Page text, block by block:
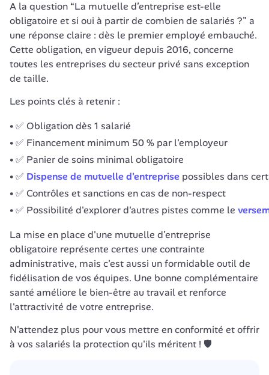
A la question “La mutuelle d’entreprise est-elle
obligatoire et si oui à partir de combien de salariés ?” a
une réponse claire : dès le premier employé embauché.
Cette obligation, en vigueur depuis 2016, concerne
toutes les entreprises du secteur privé sans exception
de taille.
Les points clés à retenir :
✅ Obligation dès 1 salarié
✅ Financement minimum 50 % par l'employeur
✅ Panier de soins minimal obligatoire
✅ Dispense de mutuelle d'entreprise possibles dans
✅ Contrôles et sanctions en cas de non-respect
✅ Possibilité d'explorer d'autres pistes comme le
La mise en place d'une mutuelle d’entreprise
obligatoire représente certes une contrainte
administrative, mais c'est aussi un formidable outil de
fidélisation de vos équipes. Une bonne complémentaire
santé améliore le bien-être au travail et renforce
l'attractivité de votre entreprise.
N'attendez plus pour vous mettre en conformité et offrir
à vos salariés la protection qu'ils méritent ! 🛡️